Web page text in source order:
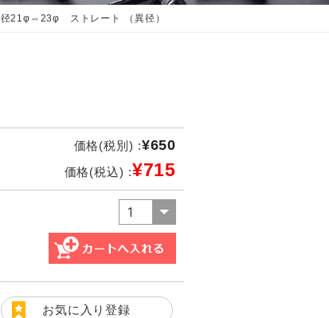
径21φ⇔23φ ストレート （異径）
価格(税別) :¥650
価格(税込) :¥715
お気に入り登録